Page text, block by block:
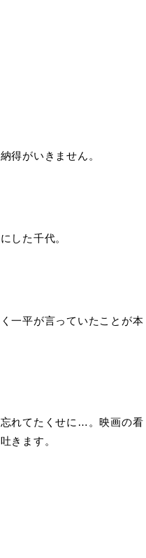
得がいきません。
した千代。
一平が言っていたことが本
れてたくせに…。映画の看
きます。